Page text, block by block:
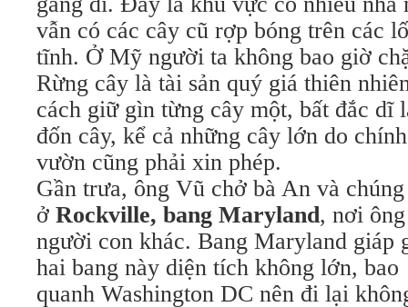
vẫn có các cây cũ rợp bóng trên các
tĩnh. Ở Mỹ người ta không bao giờ
Rừng cây là tài sản quý giá thiên
cách giữ gìn từng cây một, bất đắc dĩ
đốn cây, kể cả những cây lớn do
vườn cũng phải xin phép.
Gần trưa, ông Vũ chở bà An và
ở Rockville, bang Maryland, nơi
người con khác. Bang Maryland
hai bang này diện tích không lớn, bao
quanh Washington DC nên đi lại